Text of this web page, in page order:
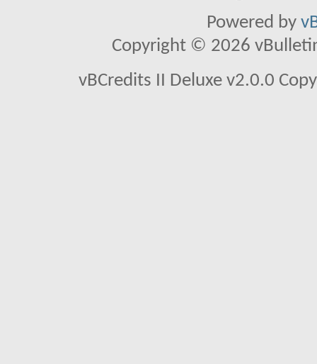
Powered by
Copyright © 2026
vBCredits II Deluxe v2.0.0